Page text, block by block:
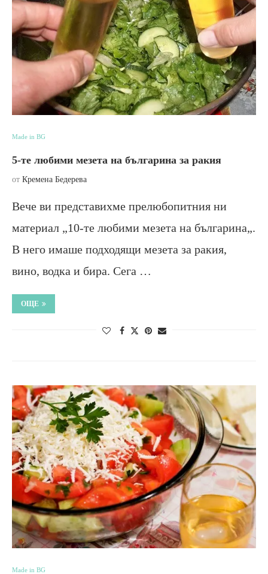
Made in BG
5-те любими мезета на българина за ракия
от Кремена Бедерева
Вече ви представихме прелюбопитния ни
материал „10-те любими мезета на българина„.
В него имаше подходящи мезета за ракия,
вино, водка и бира. Сега …
ОЩЕ
Made in BG